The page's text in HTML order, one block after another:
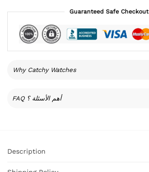
Guaranteed Safe Checkout
Why Catchy Watches
FAQ أهم الأسئلة ؟
Description